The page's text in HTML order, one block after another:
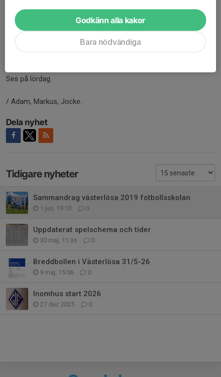
Blev vinst i båda matcherna, oklart med resultat men många mål
gjordes! Bra spelat av vikingstad och Västerlösa med som bjöd
på gott motstånd.
Ses på lördag.
/ Adam, Markus, Jocke.
Dela nyhet
Tidigare nyheter
Sammandrag västerlösa 2019 fotbollsskolan
1 jun, 19:10 0
Uppdaterat spelschema och tider
30 maj, 11:36 0
Breddbollen i Västerlösa 31/5-26
9 maj, 15:06 0
Inomhus start 2026
27 dec 2025 0
Godkänn alla kakor
Bara nödvändiga